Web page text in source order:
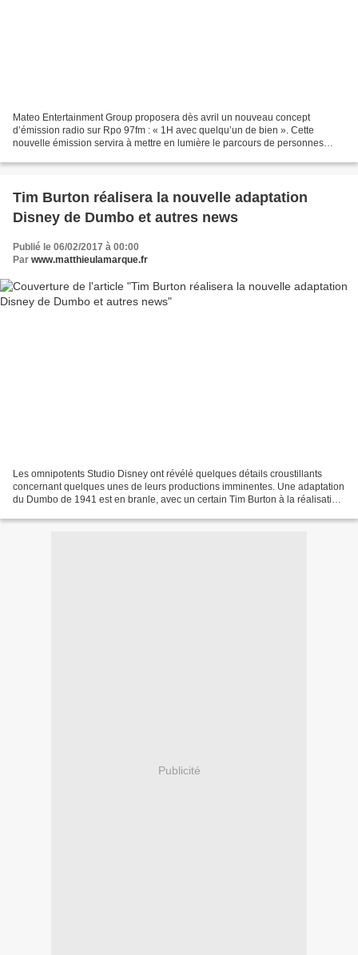
Mateo Entertainment Group proposera dès avril un nouveau concept
d’émission radio sur Rpo 97fm : « 1H avec quelqu’un de bien ». Cette
nouvelle émission servira à mettre en lumière le parcours de personnes
Tim Burton réalisera la nouvelle adaptation
Disney de Dumbo et autres news
Publié le 06/02/2017 à 00:00
Par www.matthieulamarque.fr
Les omnipotents Studio Disney ont révélé quelques détails croustillants
concernant quelques unes de leurs productions imminentes. Une adaptation
du Dumbo de 1941 est en branle, avec un certain Tim Burton à la réalisation.
Publicité